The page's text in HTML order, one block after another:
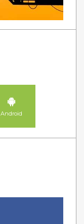
Android